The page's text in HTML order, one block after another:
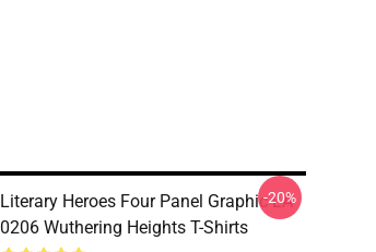
Literary Heroes Four Panel Graphic LA
0206 Wuthering Heights T-Shirts
-20%